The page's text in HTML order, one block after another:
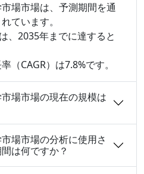
場市場は、予測期間を通
ています。
、2035年までに達すると
（CAGR）は7.8%です。
場市場の現在の規模は
場市場の分析に使用さ
は何ですか？